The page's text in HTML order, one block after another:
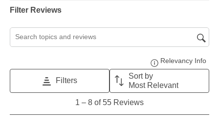
Filter Reviews
Search topics and reviews search region
Relevancy Info
Filters
Sort by
Most Relevant
1 – 8 of 55 Reviews